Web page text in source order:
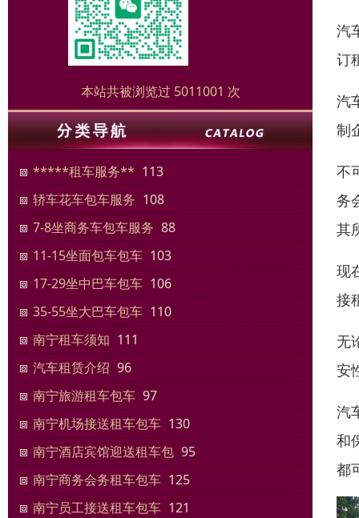
本站共被浏览过 5011001 次
*****租车服务** 113
轿车花车包车服务 108
7-8坐商务车包车服务 88
11-15坐面包车包车 103
17-29坐中巴车包车 106
35-55坐大巴车包车 110
南宁租车须知 111
汽车租赁介绍 96
南宁旅游租车包车 97
南宁机场接送租车包车 130
南宁酒店宾馆迎送租车包 95
南宁商务会务租车包车 125
南宁员工接送租车包车 121
汽
订
汽
制
不
务
其
现
接
无
安
汽
和
都